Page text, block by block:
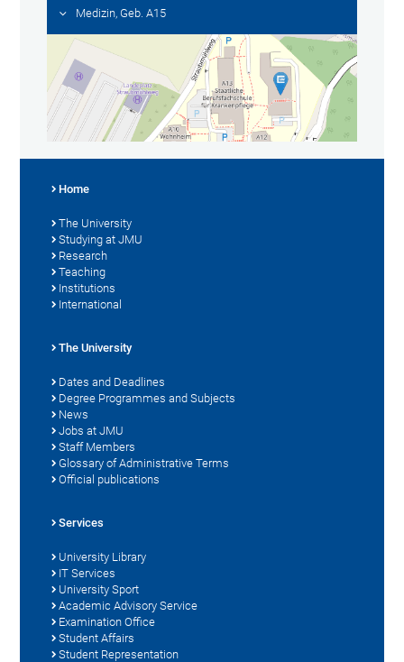
Medizin, Geb. A15
Home
The University
Studying at JMU
Research
Teaching
Institutions
International
The University
Dates and Deadlines
Degree Programmes and Subjects
News
Jobs at JMU
Staff Members
Glossary of Administrative Terms
Official publications
Services
University Library
IT Services
University Sport
Academic Advisory Service
Examination Office
Student Affairs
Student Representation